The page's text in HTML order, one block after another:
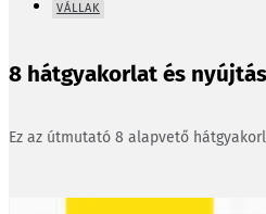
VÁLLAK
8 hátgyakorlat és nyújtás
Ez az útmutató 8 alapvető